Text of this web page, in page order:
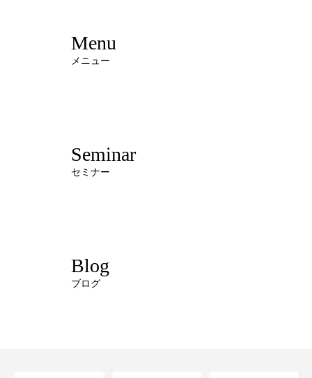
Menu
メニュー
Seminar
セミナー
Blog
ブログ